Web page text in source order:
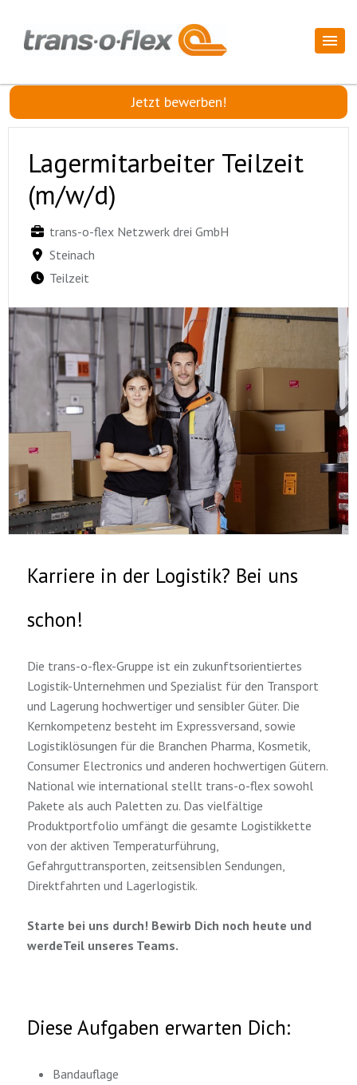
Jetzt bewerben!
Lagermitarbeiter Teilzeit
(m/w/d)
trans-o-flex Netzwerk drei GmbH
Steinach
Teilzeit
Karriere in der Logistik? Bei uns
schon!
Die trans-o-flex-Gruppe ist ein zukunftsorientiertes
Logistik-Unternehmen und Spezialist für den Transport
und Lagerung hochwertiger und sensibler Güter. Die
Kernkompetenz besteht im Expressversand, sowie
Logistiklösungen für die Branchen Pharma, Kosmetik,
Consumer Electronics und anderen hochwertigen Gütern.
National wie international stellt trans-o-flex sowohl
Pakete als auch Paletten zu. Das vielfältige
Produktportfolio umfängt die gesamte Logistikkette
von der aktiven Temperaturführung,
Gefahrguttransporten, zeitsensiblen Sendungen,
Direktfahrten und Lagerlogistik.
Starte bei uns durch! Bewirb Dich noch heute und
werdeTeil unseres Teams.
Diese Aufgaben erwarten Dich:
Bandauflage